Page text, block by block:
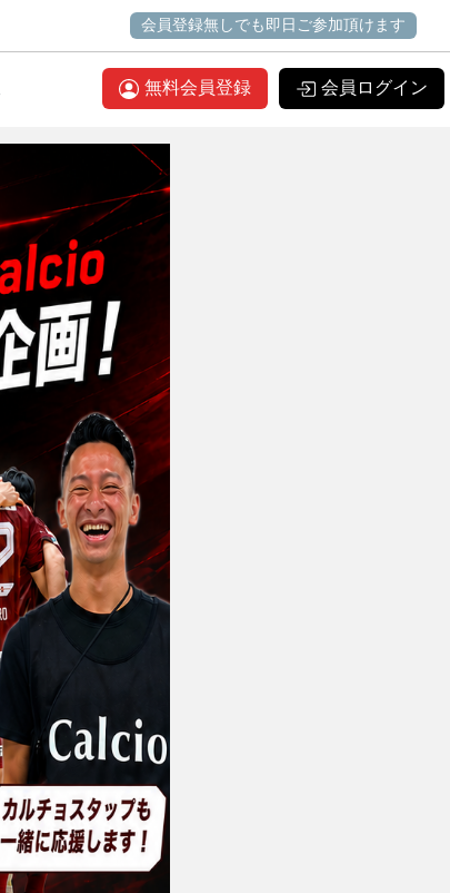
会員登録無しでも即日ご参加頂けます
無料会員登録 会員ログイン